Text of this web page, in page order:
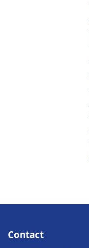
Contact